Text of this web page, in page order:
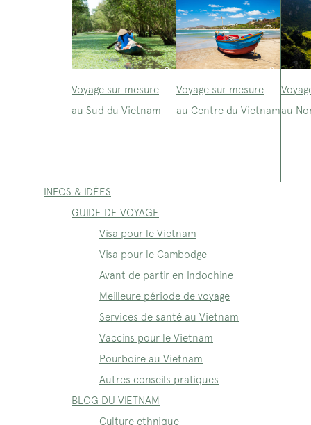
Voyage sur mesure
au Sud du Vietnam
Voyage sur mesure
au Centre du Vietnamau
INFOS & IDÉES
GUIDE DE VOYAGE
Visa pour le Vietnam
Visa pour le Cambodge
Avant de partir en Indochine
Meilleure période de voyage
Services de santé au Vietnam
Vaccins pour le Vietnam
Pourboire au Vietnam
Autres conseils pratiques
BLOG DU VIETNAM
Culture ethnique